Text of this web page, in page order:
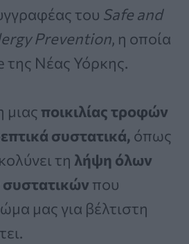
του Safe and
Prevention, η οποία
της Νέας Υόρκης.
ποικιλίας τροφών
συστατικά, όπως
τη λήψη όλων
που
μας για βέλτιστη